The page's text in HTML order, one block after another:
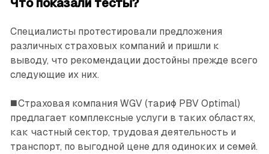
Что показали тесты?
Специалисты протестировали предложения
различных страховых компаний и пришли к
выводу, что рекомендации достойны прежде всего
следующие их них.
◼️ Страховая компания WGV (тариф PBV Optimal)
предлагает комплексные услуги в таких областях,
как частный сектор, трудовая деятельность и
транспорт, по выгодной цене для одиноких и семей.